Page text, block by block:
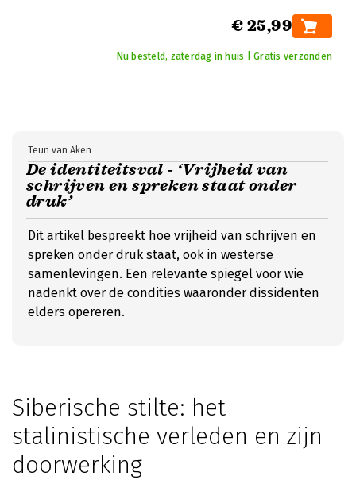
€ 25,99
Nu besteld, zaterdag in huis | Gratis verzonden
De identiteitsval - ‘Vrijheid van
schrijven en spreken staat onder
druk’
Teun van Aken
Dit artikel bespreekt hoe vrijheid van schrijven en
spreken onder druk staat, ook in westerse
samenlevingen. Een relevante spiegel voor wie
nadenkt over de condities waaronder dissidenten
elders opereren.
Siberische stilte: het
stalinistische verleden en zijn
doorwerking